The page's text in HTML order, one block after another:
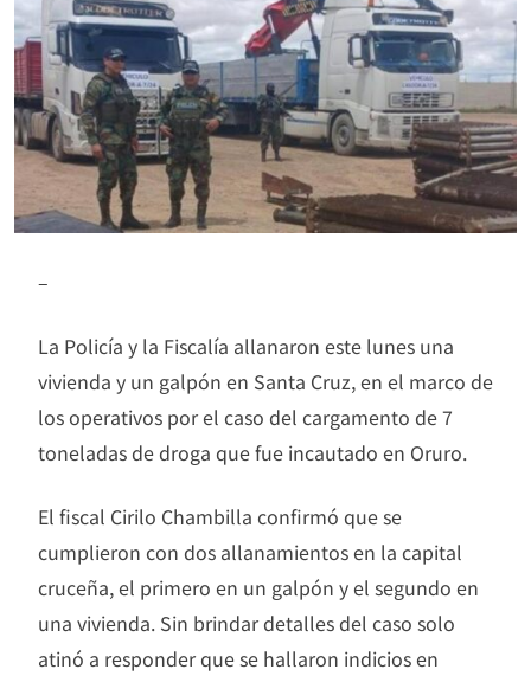
–
La Policía y la Fiscalía allanaron este lunes una
vivienda y un galpón en Santa Cruz, en el marco de
los operativos por el caso del cargamento de 7
toneladas de droga que fue incautado en Oruro.
El fiscal Cirilo Chambilla confirmó que se
cumplieron con dos allanamientos en la capital
cruceña, el primero en un galpón y el segundo en
una vivienda. Sin brindar detalles del caso solo
atinó a responder que se hallaron indicios en